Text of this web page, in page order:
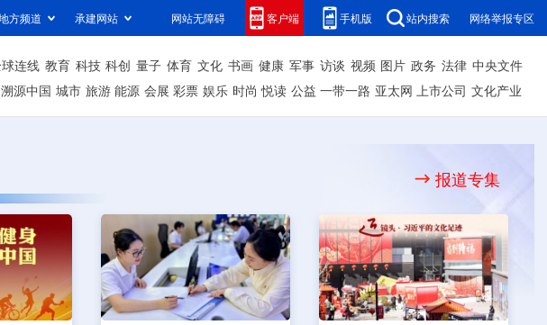
方频道 承建网站 网站无障碍 客户端 手机版 站内搜索 网络举报专区
连线 教育 科技 科创 量子 体育 文化 书画 健康 军事 访谈 视频 图片 政务 法律 中央文件
溯源中国 城市 旅游 能源 会展 彩票 娱乐 时尚 悦读 公益 一带一路 亚太网 上市公司 文化产业
报道专集